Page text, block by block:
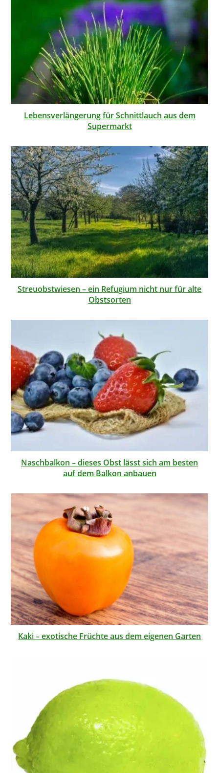
Lebensverlängerung für Schnittlauch aus dem
Supermarkt
Streuobstwiesen – ein Refugium nicht nur für alte
Obstsorten
Naschbalkon – dieses Obst lässt sich am besten
auf dem Balkon anbauen
Kaki – exotische Früchte aus dem eigenen Garten